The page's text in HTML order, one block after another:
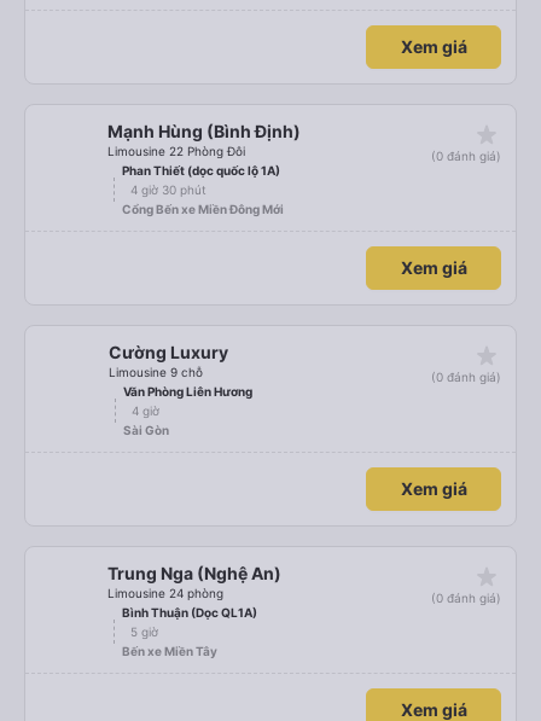
Xem giá
Mạnh Hùng (Bình Định)
Limousine 22 Phòng Đôi
(0 đánh giá)
Phan Thiết (dọc quốc lộ 1A)
4 giờ 30 phút
Cổng Bến xe Miền Đông Mới
Xem giá
Cường Luxury
Limousine 9 chỗ
(0 đánh giá)
Văn Phòng Liên Hương
4 giờ
Sài Gòn
Xem giá
Trung Nga (Nghệ An)
Limousine 24 phòng
(0 đánh giá)
Bình Thuận (Dọc QL1A)
5 giờ
Bến xe Miền Tây
Xem giá